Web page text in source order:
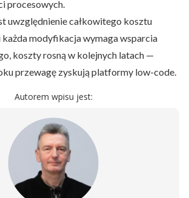
procesowych.
uwzględnienie całkowitego kosztu
każda modyfikacja wymaga wsparcia
koszty rosną w kolejnych latach —
przewagę zyskują platformy low-code.
Autorem wpisu jest: